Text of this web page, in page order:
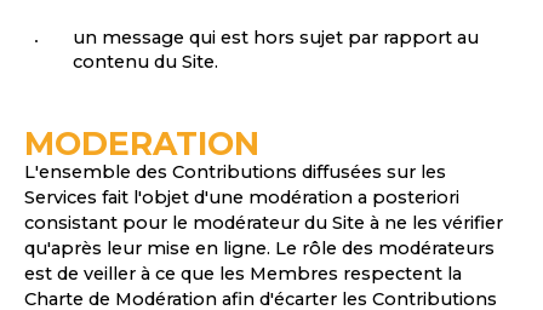
un message qui est hors sujet par rapport au
contenu du Site.
MODERATION
L'ensemble des Contributions diffusées sur les
Services fait l'objet d'une modération a posteriori
consistant pour le modérateur du Site à ne les vérifier
qu'après leur mise en ligne. Le rôle des modérateurs
est de veiller à ce que les Membres respectent la
Charte de Modération afin d'écarter les Contributions